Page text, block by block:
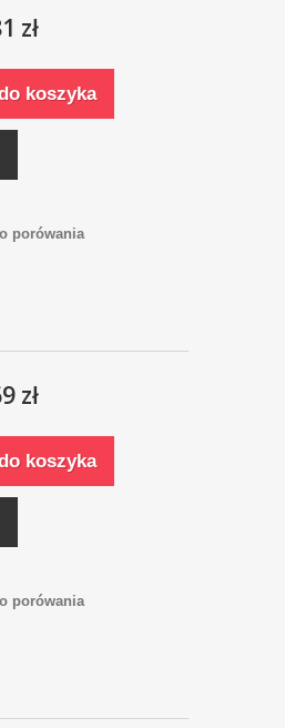
zł
koszyka
porówania
zł
koszyka
porówania